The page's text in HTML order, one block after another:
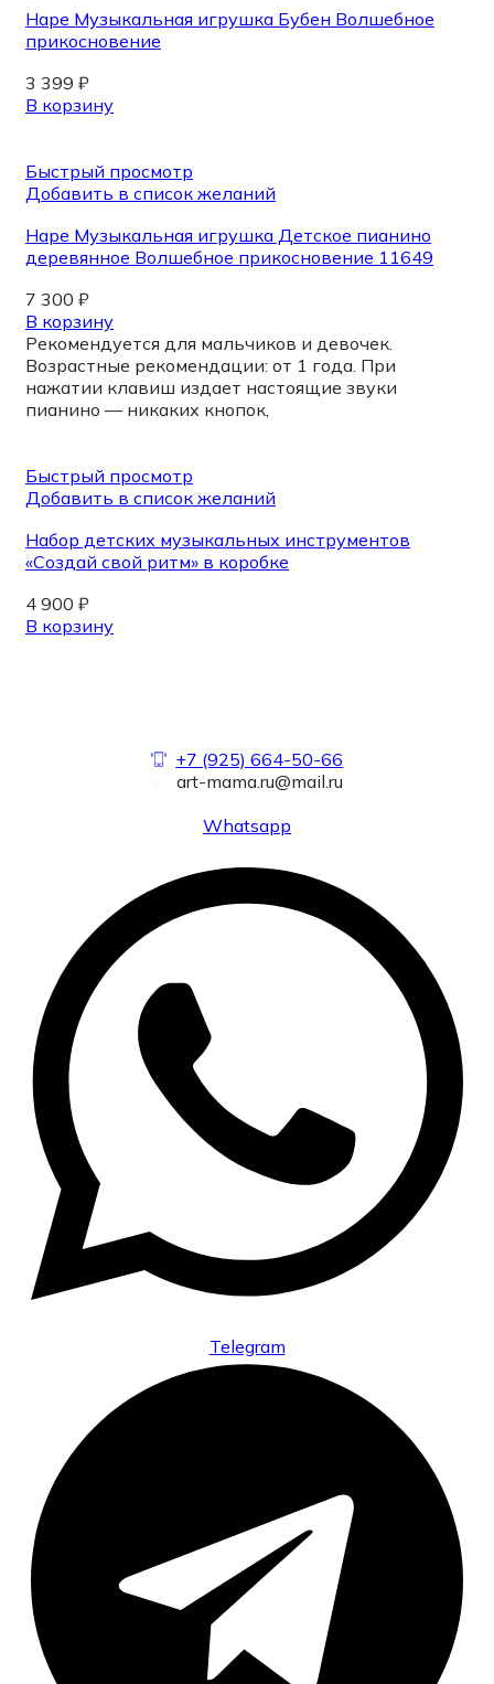
Hape Музыкальная игрушка Бубен Волшебное
прикосновение
3 399 ₽
В корзину
Быстрый просмотр
Добавить в список желаний
Hape Музыкальная игрушка Детское пианино
деревянное Волшебное прикосновение 11649
7 300 ₽
В корзину
Рекомендуется для мальчиков и девочек.
Возрастные рекомендации: от 1 года. При
нажатии клавиш издает настоящие звуки
пианино — никаких кнопок,
Быстрый просмотр
Добавить в список желаний
Набор детских музыкальных инструментов
«Создай свой ритм» в коробке
4 900 ₽
В корзину
+7 (925) 664-50-66
art-mama.ru@mail.ru
Whatsapp
Telegram